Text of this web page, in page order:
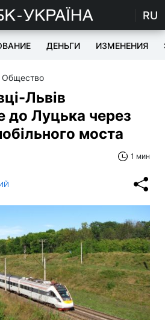
RU
ДЕНЬГИ ИЗМЕНЕНИЯ
Общество
Львів
до Луцька через
моста
1 мин